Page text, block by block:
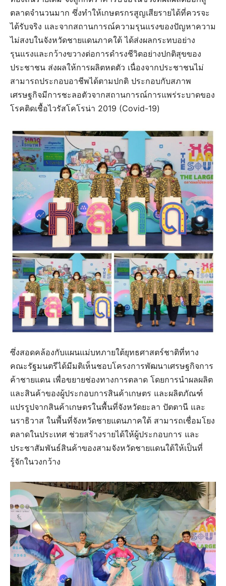
ตลาดจำนวนมาก ซึ่งทำให้เกษตรกรสูญเสียรายได้ที่ควรจะ
ได้รับจริง และจากสถานการณ์ความรุนแรงของปัญหาความ
ไม่สงบในจังหวัดชายแดนภาคใต้ ได้ส่งผลกระทบอย่าง
รุนแรงและกว้างขวางต่อการดำรงชีวิตอย่างปกติสุขของ
ประชาชน ส่งผลให้การผลิตหดตัว เนื่องจากประชาชนไม่
สามารถประกอบอาชีพได้ตามปกติ ประกอบกับสภาพ
เศรษฐกิจมีการชะลอตัวจากสถานการณ์การแพร่ระบาดของ
โรคติดเชื้อไวรัสโคโรน่า 2019 (Covid-19)
ซึ่งสอดคล้องกับแผนแม่บทภายใต้ยุทธศาสตร์ชาติที่ทาง
คณะรัฐมนตรีได้มีมติเห็นชอบโครงการพัฒนาเศรษฐกิจการ
ค้าชายแดน เพื่อขยายช่องทางการตลาด โดยการนำผลผลิต
และสินค้าของผู้ประกอบการสินค้าเกษตร และผลิตภัณฑ์
แปรรูปจากสินค้าเกษตรในพื้นที่จังหวัดยะลา ปัตตานี และ
นราธิวาส ในพื้นที่จังหวัดชายแดนภาคใต้ สามารถเชื่อมโยง
ตลาดในประเทศ ช่วยสร้างรายได้ให้ผู้ประกอบการ และ
ประชาสัมพันธ์สินค้าของสามจังหวัดชายแดนใต้ให้เป็นที่
รู้จักในวงกว้าง